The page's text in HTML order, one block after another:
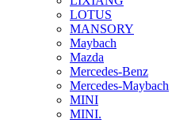
LOTUS
MANSORY
Maybach
Mazda
Mercedes-Benz
Mercedes-Maybach
MINI
MINI.